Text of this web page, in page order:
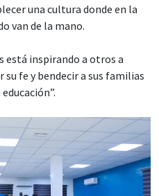
una cultura donde en la
van de la mano.
está inspirando a otros a
fe y bendecir a sus familias